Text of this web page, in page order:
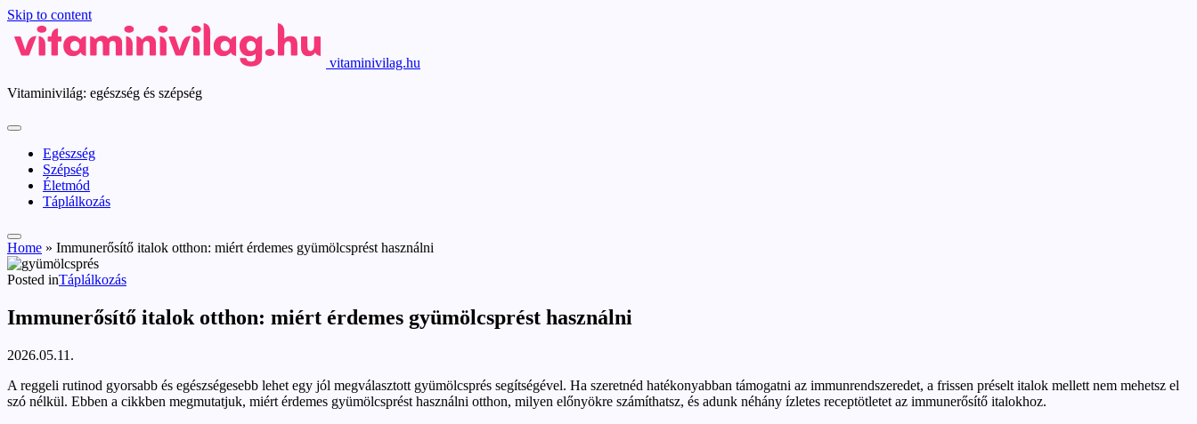
Skip to content
vitaminivilag.hu
Vitaminivilág: egészség és szépség
Egészség
Szépség
Életmód
Táplálkozás
Home » Immunerősítő italok otthon: miért érdemes gyümölcsprést használni
Posted inTáplálkozás
Immunerősítő italok otthon: miért érdemes gyümölcsprést használni
2026.05.11.
A reggeli rutinod gyorsabb és egészségesebb lehet egy jól megválasztott gyümölcsprés segítségével. Ha szeretnéd hatékonyabban támogatni az immunrendszeredet, a frissen préselt italok mellett nem mehetsz el
szó nélkül. Ebben a cikkben megmutatjuk, miért érdemes gyümölcsprést használni otthon, milyen előnyökre számíthatsz, és adunk néhány ízletes receptötletet az immunerősítő italokhoz.